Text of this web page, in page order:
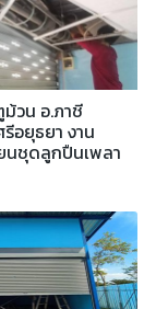
วน อ.ภาชี
อยุธยา งาน
นชุดลูกปืนเพลา